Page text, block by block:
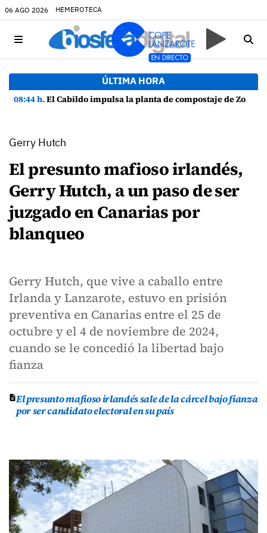
06 AGO 2026 HEMEROTECA
ÚLTIMA HORA
08:44 h.El Cabildo impulsa la planta de compostaje de Zonzamas para tratar 4.375 toneladas de biorresiduos
Gerry Hutch
El presunto mafioso irlandés,
Gerry Hutch, a un paso de ser
juzgado en Canarias por
blanqueo
Gerry Hutch, que vive a caballo entre
Irlanda y Lanzarote, estuvo en prisión
preventiva en Canarias entre el 25 de
octubre y el 4 de noviembre de 2024,
cuando se le concedió la libertad bajo
fianza
El presunto mafioso irlandés sale de la cárcel bajo fianza
por ser candidato electoral en su país